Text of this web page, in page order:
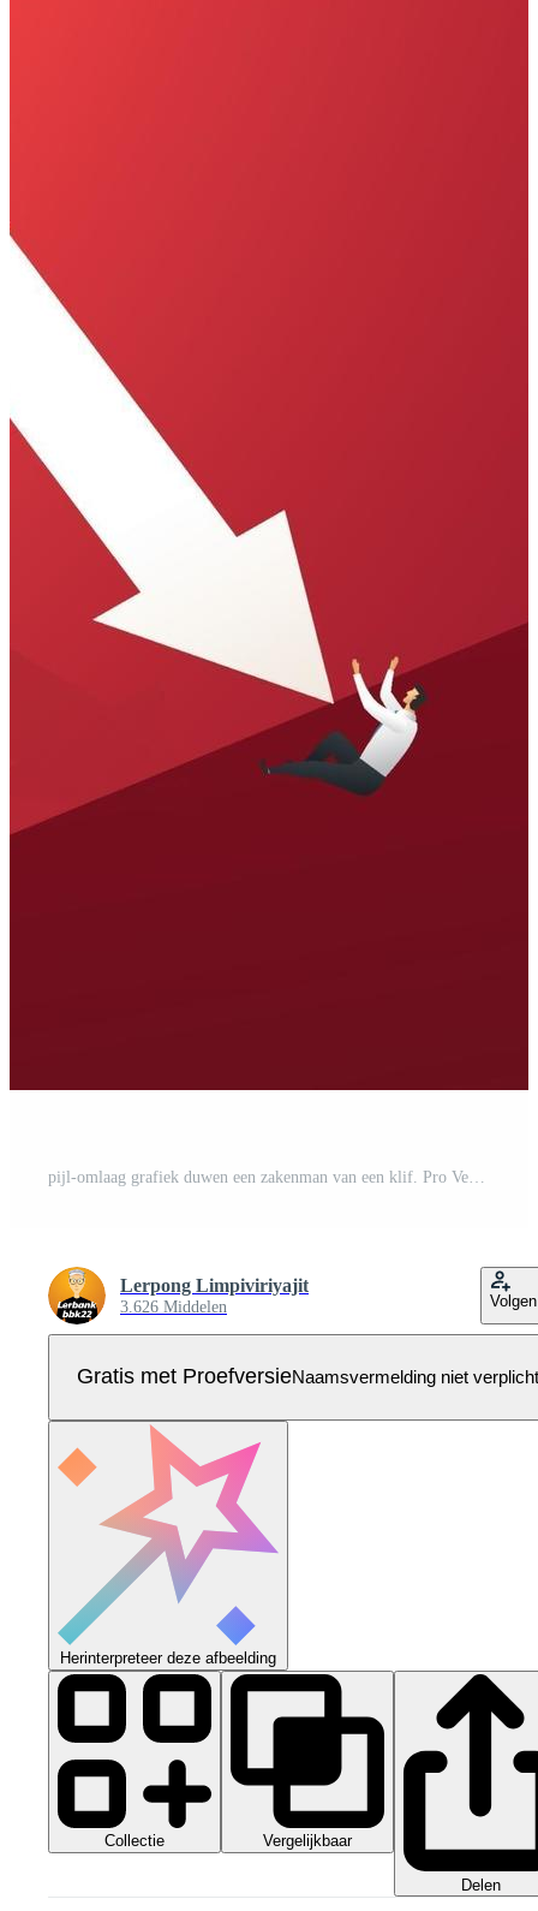
Lerpong Limpiviriyajit
3.626 Middelen Volgen
Gratis met ProefversieNaamsvermelding niet verplicht
Herinterpreteer deze afbeelding
Collectie Vergelijkbaar
Delen